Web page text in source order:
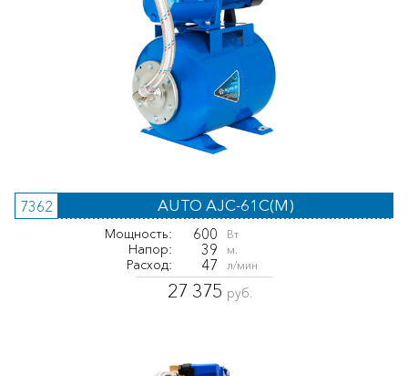
7362 AUTO AJC-61C(M)
Мощность: 600 Вт
Напор: 39 м.
Расход: 47 л/мин
27 375 руб.